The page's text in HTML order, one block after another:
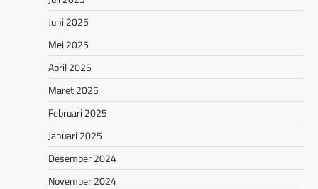
Juni 2025
Mei 2025
April 2025
Maret 2025
Februari 2025
Januari 2025
Desember 2024
November 2024